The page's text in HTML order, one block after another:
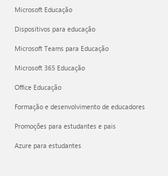
Microsoft Educação
Dispositivos para educação
Microsoft Teams para Educação
Microsoft 365 Educação
Office Educação
Formação e desenvolvimento de educadores
Promoções para estudantes e pais
Azure para estudantes